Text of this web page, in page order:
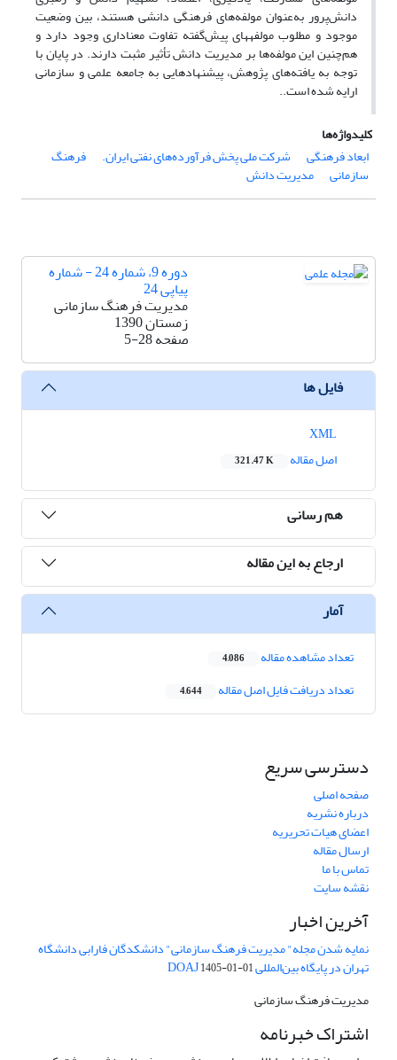
دانش‌پرور به‌عنوان مولفه‌های فرهنگی دانشی هستند، بین وضعیت
موجود و مطلوب مولفههای پیش‌گفته تفاوت معنا‌داری وجود دارد و
هم‌چنین این مولفه‌ها بر مدیریت دانش تأثیر مثبت دارند. در پایان با
توجه به یافته‌های پژوهش، پیشنهادهایی به جامعه علمی و سازمانی
ارایه شده است..
کلیدواژه‌ها
ابعاد فرهنگی
شرکت ملی پخش فرآورده‌های نفتی ایران. فرهنگ
سازمانی مدیریت دانش
دوره 9، شماره 24 - شماره
پیاپی 24
مدیریت فرهنگ سازمانی
زمستان 1390
صفحه5-28
فایل ها
اصل مقاله
321.47 K
هم رسانی
ارجاع به این مقاله
آمار
تعداد مشاهده مقاله 4,086
تعداد دریافت فایل اصل مقاله 4,644
دسترسی سریع
صفحه اصلی
درباره نشریه
اعضای هیات تحریریه
ارسال مقاله
تماس با ما
نقشه سایت
آخرین اخبار
نمایه شدن مجله" مدیریت فرهنگ سازمانی" دانشکدگان فارابی دانشگاه
تهران در پایگاه بین‌المللی DOAJ1405-01-01
مدیریت فرهنگ سازمانی
اشتراک خبرنامه